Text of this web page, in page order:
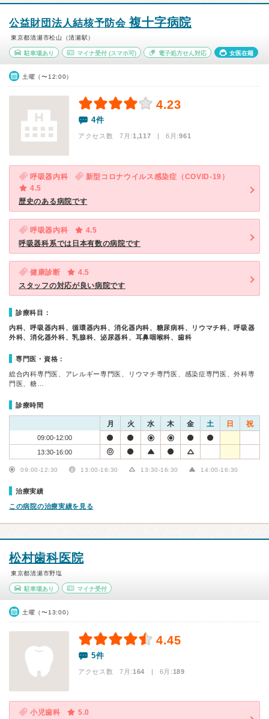
公益財団法人結核予防会複十字病院
東京都清瀬市松山（清瀬駅）
駐車場あり マイナ受付(スマホ可) 電子処方せん対応 女医在籍
土曜（〜12:00）
4.23
4件
アクセス数 7月:1,117 | 6月:961
呼吸器内科
新型コロナウイルス感染症（COVID-19）
4.5
歴史のある病院です
呼吸器内科
4.5
呼吸器科系では日本有数の病院です
健康診断
4.5
スタッフの対応が良い病院です
診療科目：
内科、呼吸器内科、循環器内科、消化器内科、糖尿病科、リウマチ科、呼吸器
外科、消化器外科、乳腺科、泌尿器科、耳鼻咽喉科、歯科
専門医・資格：
総合内科専門医、アレルギー専門医、リウマチ専門医、感染症専門医、外科専
門医、糖…
診療時間
月 火 水 木 金 土 日 祝
09:00-12:00
13:30-16:00
09:00-12:30 13:00-16:30 13:30-16:30 14:00-16:30
治療実績
この病院の治療実績を見る
松村歯科医院
東京都清瀬市野塩
駐車場あり マイナ受付
土曜（〜13:00）
4.45
5件
アクセス数 7月:164 | 6月:189
小児歯科
5.0